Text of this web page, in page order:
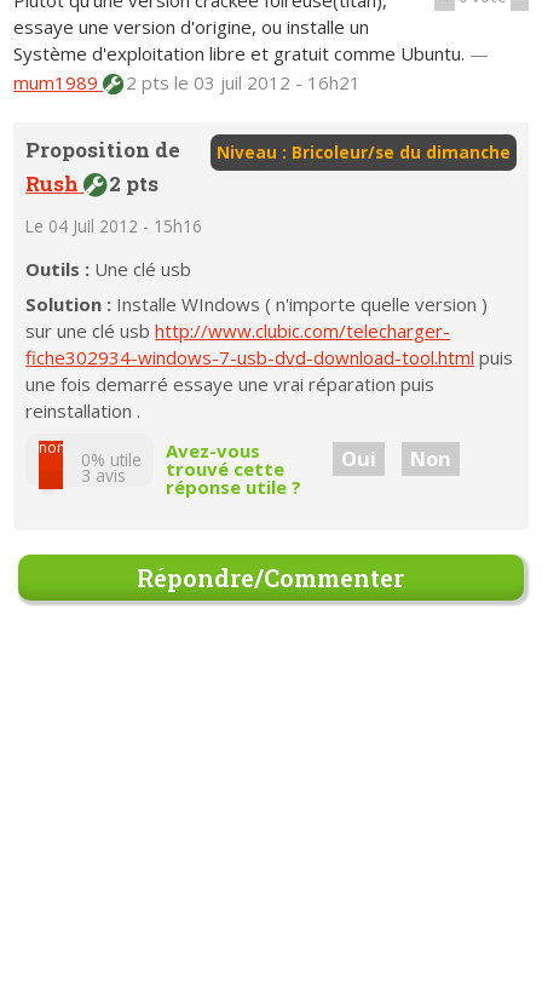
essaye une version d'origine, ou installe un
Système d'exploitation libre et gratuit comme Ubuntu. —
mum1989
2 ptsle 03 juil 2012 - 16h21
Niveau : Bricoleur/se du dimanche
Proposition de
Rush
2 pts
Le 04 Juil 2012 - 15h16
Outils : Une clé usb
Solution : Installe WIndows ( n'importe quelle version )
sur une clé usbhttp://www.clubic.com/telecharger-
fiche302934-windows-7-usb-dvd-download-tool.html puis
une fois demarré essaye une vrai réparation puis
reinstallation .
non
0% utile
3 avis
Avez-vous
trouvé cette
réponse utile ?
Oui Non
Répondre/Commenter